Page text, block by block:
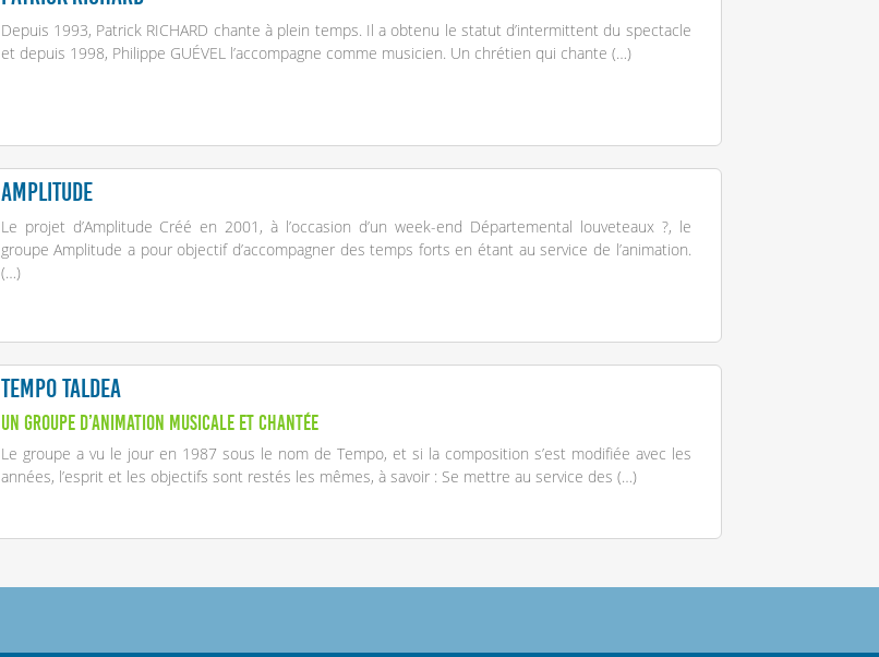
Depuis 1993, Patrick RICHARD chante à plein temps. Il a obtenu le statut d’intermittent du spectacle
et depuis 1998, Philippe GUÉVEL l’accompagne comme musicien. Un chrétien qui chante (…)
Amplitude
Le projet d’Amplitude Créé en 2001, à l’occasion d’un week-end Départemental louveteaux ?, le
groupe Amplitude a pour objectif d’accompagner des temps forts en étant au service de l’animation.
(…)
Tempo Taldea
Un groupe d’animation musicale et chantée
Le groupe a vu le jour en 1987 sous le nom de Tempo, et si la composition s’est modifiée avec les
années, l’esprit et les objectifs sont restés les mêmes, à savoir : Se mettre au service des (…)